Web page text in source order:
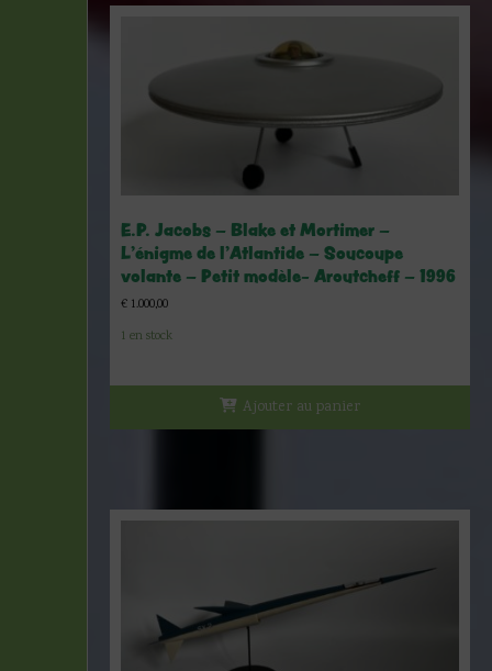
E.P. Jacobs – Blake et Mortimer –
L’énigme de l’Atlantide – Soucoupe
volante – Petit modèle- Aroutcheff – 1996
€ 1.000,00
1 en stock
Ajouter au panier